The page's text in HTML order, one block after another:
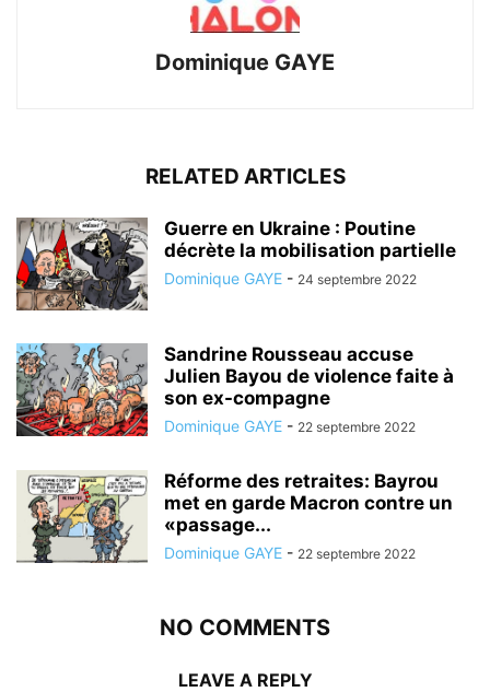
Dominique GAYE
RELATED ARTICLES
Guerre en Ukraine : Poutine
décrète la mobilisation partielle
Dominique GAYE - 24 septembre 2022
Sandrine Rousseau accuse
Julien Bayou de violence faite à
son ex-compagne
Dominique GAYE - 22 septembre 2022
Réforme des retraites: Bayrou
met en garde Macron contre un
«passage...
Dominique GAYE - 22 septembre 2022
NO COMMENTS
LEAVE A REPLY